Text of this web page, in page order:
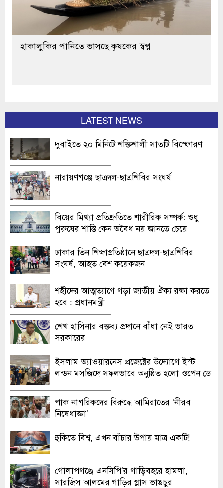
হাকালুকির পানিতে ভাসছে কৃষকের স্বপ্ন
LATEST NEWS
দুবাইতে ২০ মিনিটে শক্তিশালী সাতটি বিস্ফোরণ
নারায়ণগঞ্জে ছাত্রদল-ছাত্রশিবির সংঘর্ষ
বিয়ের মিথ্যা প্রতিশ্রুতিতে শারীরিক সম্পর্ক: শুধু
পুরুষের শাস্তি কেন অবৈধ নয় জানতে চেয়ে
হাইকোর্টের রুল
ঢাকার তিন শিক্ষাপ্রতিষ্ঠানে ছাত্রদল-ছাত্রশিবির
সংঘর্ষ, আহত বেশ কয়েকজন
শহীদের আত্মত্যাগে গড়া জাতীয় ঐক্য রক্ষা করতে
হবে : প্রধানমন্ত্রী
শেখ হাসিনার বক্তব্য প্রদানে বাঁধা নেই ভারত
সরকারের
ইসলাম অ্যাওয়ারনেস প্রজেক্টের উদ্যোগে ইস্ট
লন্ডন মসজিদে সফলভাবে অনুষ্ঠিত হলো ওপেন ডে
পাক নাগরিকদের বিরুদ্ধে আমিরাতের ‘নীরব
নিষেধাজ্ঞা’
হুকিতে বিশ্ব, এখন বাঁচার উপায় মাত্র একটি!
গোলাপগঞ্জে এনসিপি’র গাড়িবহরে হামলা,
সারজিস আলমের গাড়ির গ্লাস ভাঙচুর